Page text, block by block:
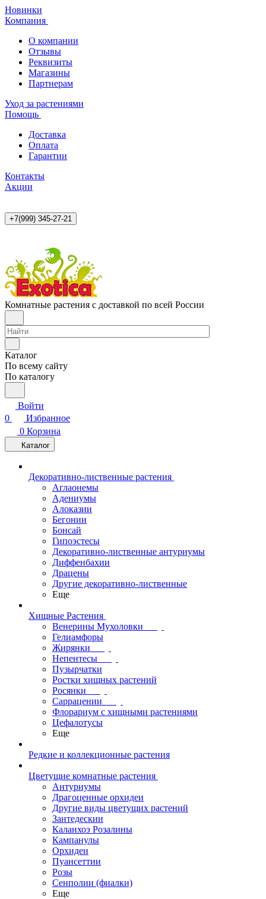
Новинки
Компания
О компании
Отзывы
Реквизиты
Магазины
Партнерам
Уход за растениями
Помощь
Доставка
Оплата
Гарантии
Контакты
Акции
+7(999) 345-27-21
Комнатные растения с доставкой по всей России
Каталог
По всему сайту
По каталогу
Войти
0
Избранное
0 Корзина
Каталог
Декоративно-лиственные растения
Аглаонемы
Адениумы
Алоказии
Бегонии
Бонсай
Гипоэстесы
Декоративно-лиственные антуриумы
Диффенбахии
Драцены
Другие декоративно-лиственные
Еще
Хищные Растения
Венерины Мухоловки
Гелиамфоры
Жирянки
Непентесы
Пузырчатки
Ростки хищных растений
Росянки
Саррацении
Флорариум с хищными растениями
Цефалотусы
Еще
Редкие и коллекционные растения
Цветущие комнатные растения
Антуриумы
Драгоценные орхидеи
Другие виды цветущих растений
Зантедескии
Каланхоэ Розалины
Кампанулы
Орхидеи
Пуансеттии
Розы
Сенполии (фиалки)
Еще